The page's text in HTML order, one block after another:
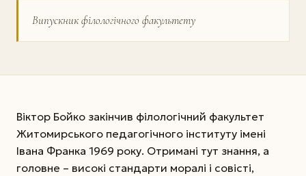
Випускник філологічного факультету
Віктор Бойко закінчив філологічний факультет
Житомирського педагогічного інституту імені
Івана Франка 1969 року. Отримані тут знання, а
головне – високі стандарти моралі і совісті,